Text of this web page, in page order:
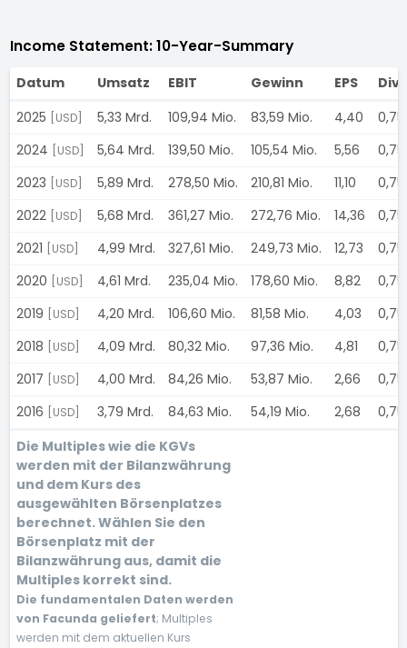
Income Statement: 10-Year-Summary
Datum Umsatz EBIT Gewinn EPS
2025
[USD] 5,33 Mrd. 109,94 Mio. 83,59 Mio. 4,40
2024
[USD] 5,64 Mrd. 139,50 Mio. 105,54 Mio. 5,56
2023
[USD] 5,89 Mrd. 278,50 Mio. 210,81 Mio. 11,10
2022
[USD] 5,68 Mrd. 361,27 Mio. 272,76 Mio. 14,36
2021
[USD] 4,99 Mrd. 327,61 Mio. 249,73 Mio. 12,73
2020
[USD] 4,61 Mrd. 235,04 Mio. 178,60 Mio. 8,82
2019
[USD] 4,20 Mrd. 106,60 Mio. 81,58 Mio. 4,03
2018
[USD] 4,09 Mrd. 80,32 Mio. 97,36 Mio. 4,81
2017
[USD] 4,00 Mrd. 84,26 Mio. 53,87 Mio. 2,66
2016
[USD] 3,79 Mrd. 84,63 Mio. 54,19 Mio. 2,68
Die Multiples wie die KGVs
werden mit der Bilanzwährung
und dem Kurs des
ausgewählten Börsenplatzes
berechnet. Wählen Sie den
Börsenplatz mit der
Bilanzwährung aus, damit die
Multiples korrekt sind.
Die fundamentalen Daten werden
von Facunda geliefert; Multiples
werden mit dem aktuellen Kurs